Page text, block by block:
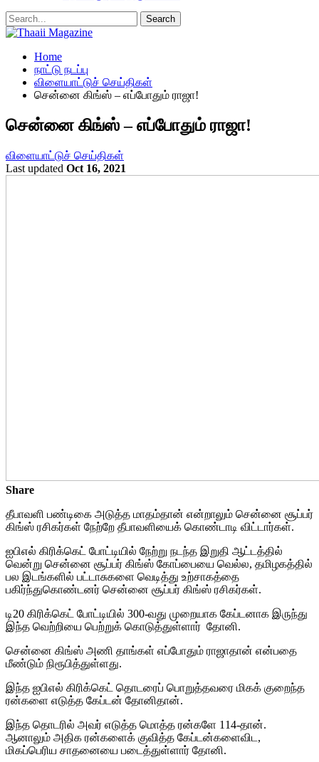
Home
நாட்டு நடப்பு
விளையாட்டுச் செய்திகள்
சென்னை கிங்ஸ் – எப்போதும் ராஜா!
சென்னை கிங்ஸ் – எப்போதும் ராஜா!
விளையாட்டுச் செய்திகள்
Last updated Oct 16, 2021
Share
தீபாவளி பண்டிகை அடுத்த மாதம்தான் என்றாலும் சென்னை சூப்பர்
கிங்ஸ் ரசிகர்கள் நேற்றே தீபாவளியைக் கொண்டாடி விட்டார்கள்.
ஐபிஎல் கிரிக்கெட் போட்டியில் நேற்று நடந்த இறுதி ஆட்டத்தில்
வென்று சென்னை சூப்பர் கிங்ஸ் கோப்பையை வெல்ல, தமிழகத்தில்
பல இடங்களில் பட்டாசுகளை வெடித்து உற்சாகத்தை
பகிர்ந்துகொண்டனர் சென்னை சூப்பர் கிங்ஸ் ரசிகர்கள்.
டி20 கிரிக்கெட் போட்டியில் 300-வது முறையாக கேப்டனாக இருந்து
இந்த வெற்றியை பெற்றுக் கொடுத்துள்ளார் தோனி.
சென்னை கிங்ஸ் அணி தாங்கள் எப்போதும் ராஜாதான் என்பதை
மீண்டும் நிரூபித்துள்ளது.
இந்த ஐபிஎல் கிரிக்கெட் தொடரைப் பொறுத்தவரை மிகக் குறைந்த
ரன்களை எடுத்த கேப்டன் தோனிதான்.
இந்த தொடரில் அவர் எடுத்த மொத்த ரன்களே 114-தான்.
ஆனாலும் அதிக ரன்களைக் குவித்த கேப்டன்களைவிட,
மிகப்பெரிய சாதனையை படைத்துள்ளார் தோனி.